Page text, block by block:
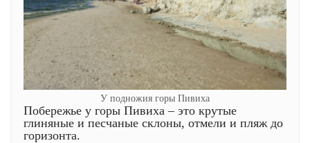
У подножия горы Пивиха
Побережье у горы Пивиха – это крутые
глиняные и песчаные склоны, отмели и пляж до
горизонта.